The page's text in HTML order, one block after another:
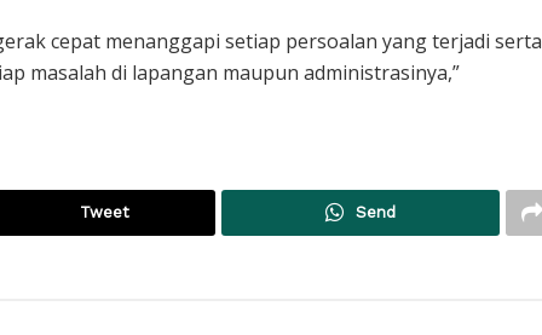
cepat menanggapi setiap persoalan yang terjadi serta
masalah di lapangan maupun administrasinya,”
Tweet Send